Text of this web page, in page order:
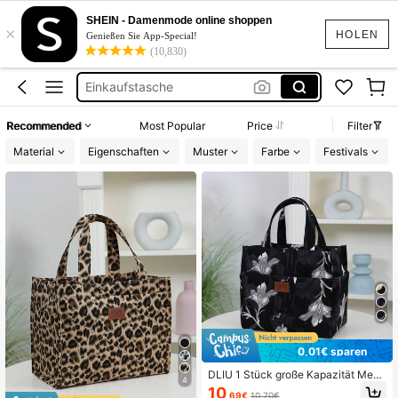
HOLEN
×
SHEIN - Damenmode online shoppen
Genießen Sie App-Special!
(10,830)
Kühltasche
Lunch Tasche
Einkaufstasche
Kühltasche Isoliert
Recommended Most Popular Price
Filter
Material
Eigenschaften Muster Farbe Festivals
4
0,01€ sparen
DLIU 1 Stück große Kapazität Mehr
fachtaschen Blumenmuster Damen
10,69€ 10,70€